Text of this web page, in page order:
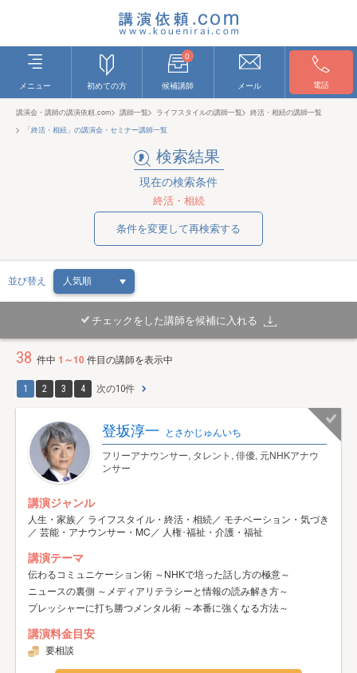
メニュー 初めての方
0
候補講師 メール 電話
講演会・講師の講演依頼.com 講師一覧 ライフスタイルの講師一覧
終活・相続の講師一覧
「終活・相続」の講演会・セミナー講師一覧
検索結果
現在の検索条件
終活・相続
条件を変更して再検索する
並び替え
チェックをした講師を候補に入れる
38 件中 1～10件目の講師を表示中
1 2 3 4 次の10件
登坂淳一 とさかじゅんいち
フリーアナウンサー, タレント, 俳優, 元NHKアナウ
ンサー
講演ジャンル
人生・家族／ ライフスタイル・終活・相続／ モチベーション・気づき
／ 芸能・アナウンサー・MC／ 人権･福祉・介護・福祉
講演テーマ
伝わるコミュニケーション術 ～NHKで培った話し方の極意～
ニュースの裏側 ～メディアリテラシーと情報の読み解き方～
プレッシャーに打ち勝つメンタル術 ～本番に強くなる方法～
講演料金目安
要相談